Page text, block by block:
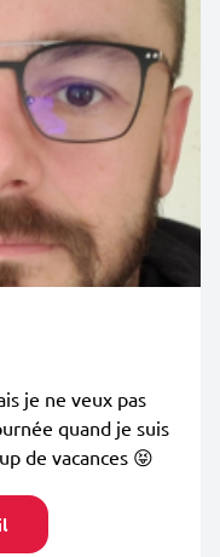
je ne veux pas
quand je suis
de vacances 😝